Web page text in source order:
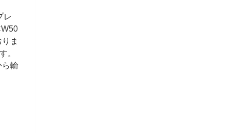
レ
ま
。
輸